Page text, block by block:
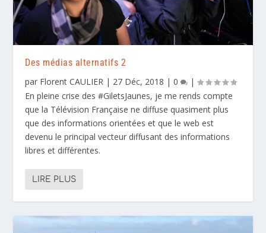
Des médias alternatifs 2
par Florent CAULIER | 27 Déc, 2018 |0
|
En pleine crise des #GiletsJaunes, je me rends compte
que la Télévision Française ne diffuse quasiment plus
que des informations orientées et que le web est
devenu le principal vecteur diffusant des informations
libres et différentes.
LIRE PLUS